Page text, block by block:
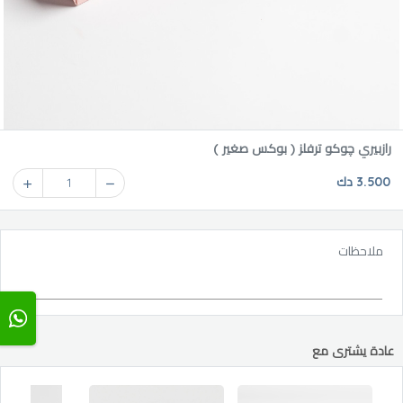
رازبيري چوكو ترفلز ( بوكس صغير )
3.500 دك 1
ملاحظات
عادة يشترى مع